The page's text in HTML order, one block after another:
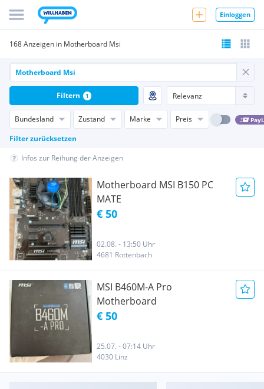
Einloggen
168 Anzeigen in Motherboard Msi
Bundesland Zustand Marke Preis
Filter zurücksetzen
Filtern 1
Infos zur Reihung der Anzeigen
Motherboard MSI B150 PC
MATE
€ 50
02.08. - 13:50 Uhr
4681 Rottenbach
MSI B460M-A Pro
Motherboard
€ 50
25.07. - 07:14 Uhr
4030 Linz